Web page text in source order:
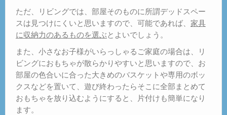
ただ、リビングでは、部屋そのものに所謂デッドスペー
スは見つけにくいと思いますので、可能であれば、 家具
に収納力のあるものを選ぶとよいでしょう。
また、小さなお子様がいらっしゃるご家庭の場合は、リ
ビングにおもちゃが散らかりやすいと思いますので、お
部屋の色合いに合った大きめのバスケットや専用のボッ
クスなどを置いて、遊び終わったらそこに全部まとめて
おもちゃを放り込むようにすると、片付けも簡単になり
ます。